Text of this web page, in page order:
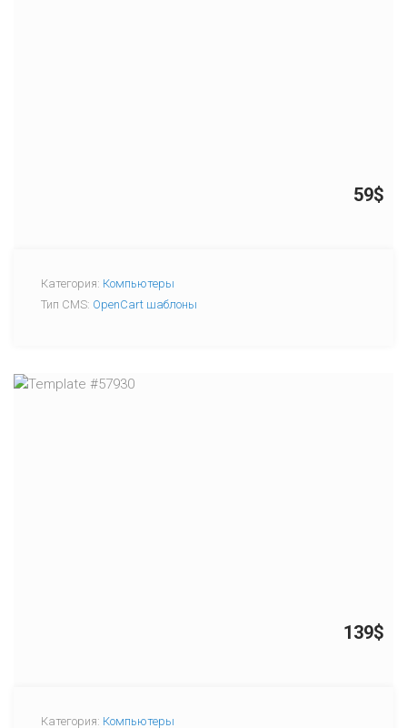
59$
Категория: Компьютеры
Тип CMS: OpenCart шаблоны
139$
Категория: Компьютеры